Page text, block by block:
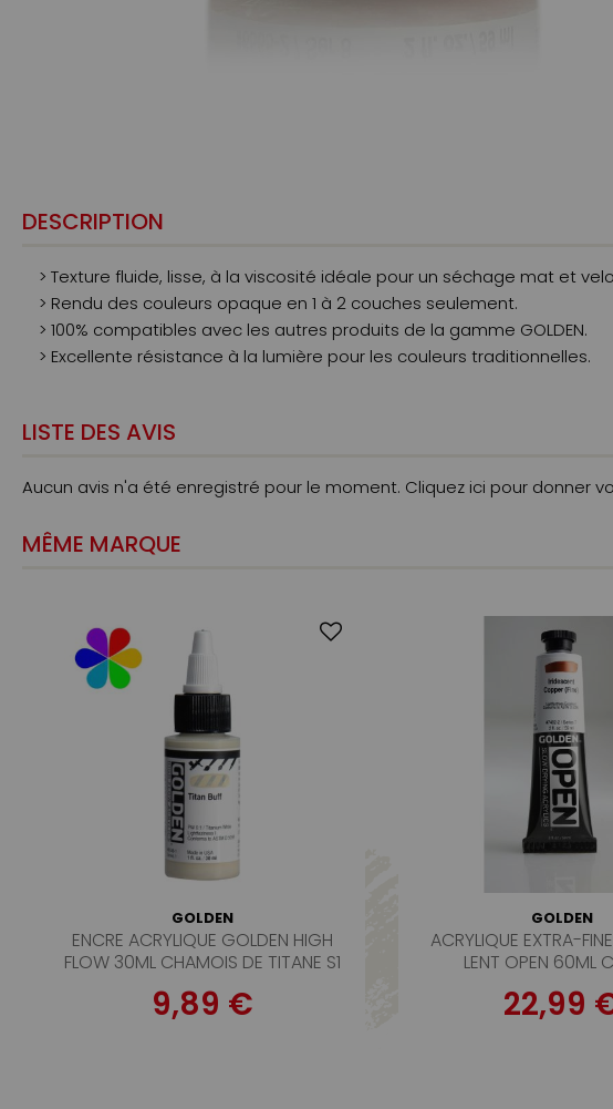
DESCRIPTION
> Texture fluide, lisse, à la viscosité idéale pour un séchage mat et
> Rendu des couleurs opaque en 1 à 2 couches seulement.
> 100% compatibles avec les autres produits de la gamme GOLDEN.
> Excellente résistance à la lumière pour les couleurs traditionnelles.
LISTE DES AVIS
Aucun avis n'a été enregistré pour le moment. Cliquez ici pour donner
MÊME MARQUE
GOLDEN
ENCRE ACRYLIQUE GOLDEN HIGH
FLOW 30ML CHAMOIS DE TITANE S1
9,89 €
GOLDEN
ACRYLIQUE EXTRA-
LENT OPEN 60ML
IRIDESCENT FIN
22,99